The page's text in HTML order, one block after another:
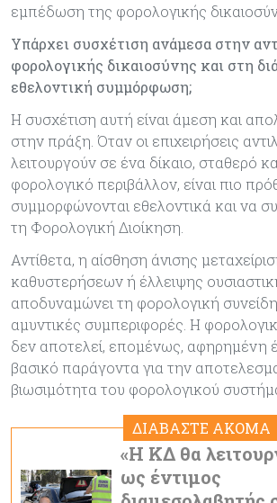
εμπέδωση της φορολογικής
Υπάρχει συσχέτιση ανάμεσα στην
φορολογικής δικαιοσύνης και στη
εθελοντική συμμόρφωση;
Η συσχέτιση αυτή είναι άμεση και
στην πράξη. Όταν οι επιχειρήσεις
λειτουργούν σε ένα δίκαιο, σταθερό
φορολογικό περιβάλλον, είναι πιο
συμμορφώνονται εθελοντικά και να
τη Φορολογική Διοίκηση.
Αντίθετα, η αίσθηση άνισης
καθυστερήσεων ή έλλειψης
αποδυναμώνει τη φορολογική
αμυντικές συμπεριφορές. Η
δεν αποτελεί, επομένως, αφηρημένη
βασικό παράγοντα για την
βιωσιμότητα του φορολογικού
ΔΙΑΒΑΣΤΕ ΑΚΟΜΑ
«Η ΚΔ θα
ως έντιμος